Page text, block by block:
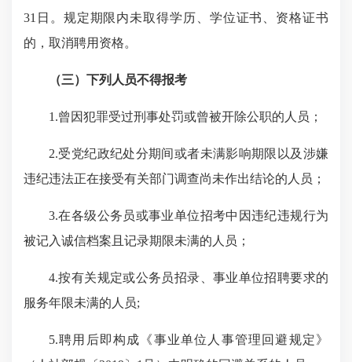
31 日。规定期限内未取得学历、学位证书、资格证书
的，取消聘用资格。
（三）下列人员不得报考
1.曾因犯罪受过刑事处罚或曾被开除公职的人员；
2.受党纪政纪处分期间或者未满影响期限以及涉嫌
违纪违法正在接受有关部门调查尚未作出结论的人员；
3.在各级公务员或事业单位招考中因违纪违规行为
被记入诚信档案且记录期限未满的人员；
4.按有关规定或公务员招录、事业单位招聘要求的
服务年限未满的人员;
5.聘用后即构成《事业单位人事管理回避规定》